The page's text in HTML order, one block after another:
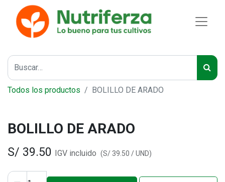
Todos los productos BOLILLO DE ARADO
BOLILLO DE ARADO
S/ 39.50 IGV incluido (S/39.50 /UND)